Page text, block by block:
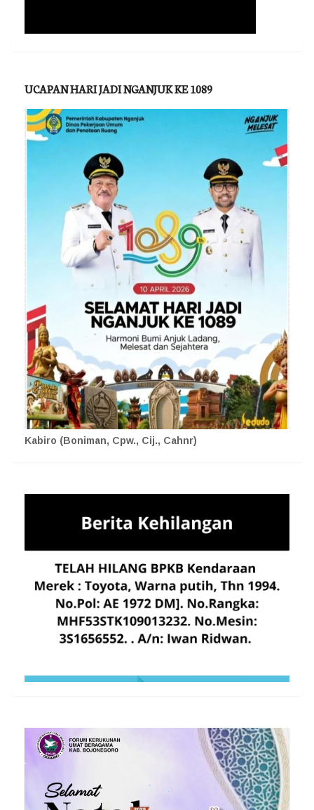
UCAPAN HARI JADI NGANJUK KE 1089
Kabiro (Boniman, Cpw., Cij., Cahnr)